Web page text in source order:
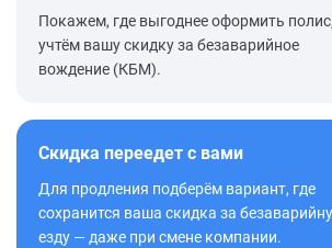
Покажем, где выгоднее оформить
учтём вашу скидку за безаварийное
вождение (КБМ).
Скидка переедет с вами
Для продления подберём вариант, где
сохранится ваша скидка за
езду — даже при смене компании.